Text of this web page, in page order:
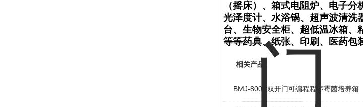
（摇床）、箱式电阻炉、电子
光泽度计、水浴锅、超声波清洗
台、生物安全柜、超低温冰箱、
等等药典、纸张、印刷、医药包
相关产品
BMJ-800C双开门可编程程序霉菌培养箱